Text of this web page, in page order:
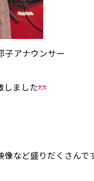
アナウンサー
しました
など盛りだくさんで